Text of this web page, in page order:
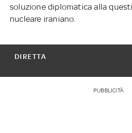
soluzione diplomatica alla
nucleare iraniano.
DIRETTA
PUBBLICITÀ